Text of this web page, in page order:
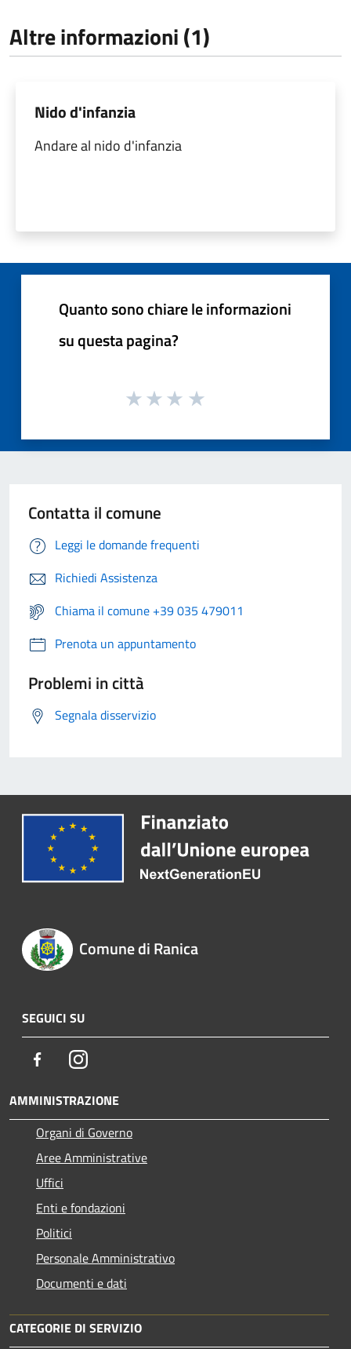
Altre informazioni (1)
Nido d'infanzia
Andare al nido d'infanzia
Quanto sono chiare le informazioni
su questa pagina?
Contatta il comune
Leggi le domande frequenti
Richiedi Assistenza
Chiama il comune +39 035 479011
Prenota un appuntamento
Problemi in città
Segnala disservizio
Comune di Ranica
SEGUICI SU
FacebookInstagram
AMMINISTRAZIONE
Organi di Governo
Aree Amministrative
Uffici
Enti e fondazioni
Politici
Personale Amministrativo
Documenti e dati
CATEGORIE DI SERVIZIO